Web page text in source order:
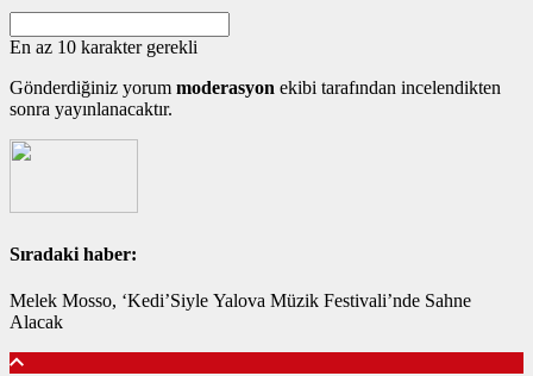
En az 10 karakter gerekli
Gönderdiğiniz yorum moderasyon ekibi tarafından incelendikten
sonra yayınlanacaktır.
Sıradaki haber:
Melek Mosso, ‘Kedi’Siyle Yalova Müzik Festivali’nde Sahne
Alacak